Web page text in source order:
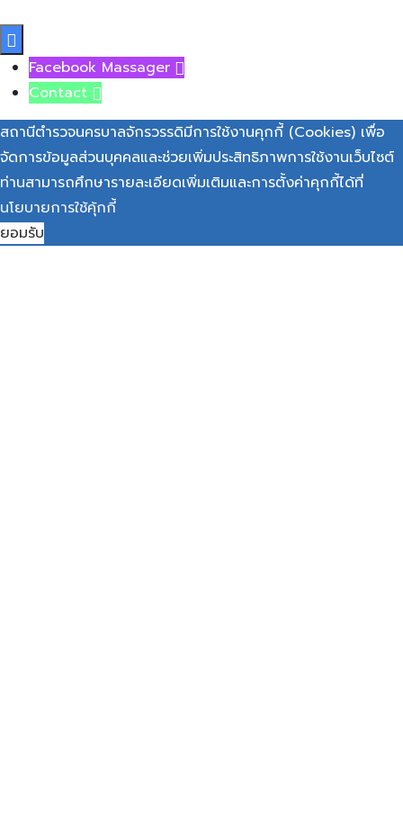

Facebook Massager 
Contact 
สถานีตำรวจนครบาลจักรวรรดิมีการใช้งานคุกกี้ (Cookies) เพื่อ
จัดการข้อมูลส่วนบุคคลและช่วยเพิ่มประสิทธิภาพการใช้งานเว็บไซต์
ท่านสามารถศึกษารายละเอียดเพิ่มเติมและการตั้งค่าคุกกี้ได้ที่
นโยบายการใช้คุ้กกี้
ยอมรับ